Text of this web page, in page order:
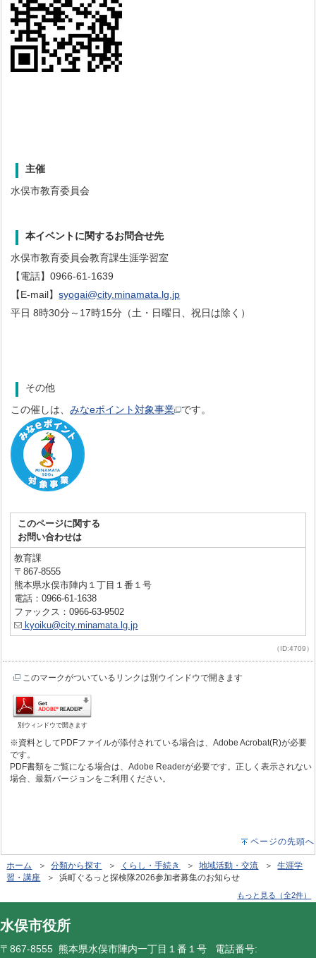
主催
水俣市教育委員会
本イベントに関するお問合せ先
水俣市教育委員会教育課生涯学習室
【電話】0966-61-1639
【E-mail】syogai@city.minamata.lg.jp
平日 8時30分～17時15分（土・日曜日、祝日は除く）
その他
この催しは、みなeポイント対象事業 です。
このページに関する
お問い合わせは
教育課
〒867-8555
熊本県水俣市陣内１丁目１番１号
電話：0966-61-1638
ファックス：0966-63-9502
kyoiku@city.minamata.lg.jp
（ID:4709）
このマークがついているリンクは別ウインドウで開きます
別ウィンドウで開きます
※資料としてPDFファイルが添付されている場合は、Adobe Acrobat(R)が必要
です。
PDF書類をご覧になる場合は、Adobe Readerが必要です。正しく表示されない
場合、最新バージョンをご利用ください。
ページの先頭へ
ホーム ＞分類から探す ＞ くらし・手続き ＞地域活動・交流 ＞生涯学
習・講座 ＞ 浜町ぐるっと探検隊2026参加者募集のお知らせ
もっと見る（全2件）
水俣市役所
〒867-8555 熊本県水俣市陣内一丁目１番１号 電話番号: